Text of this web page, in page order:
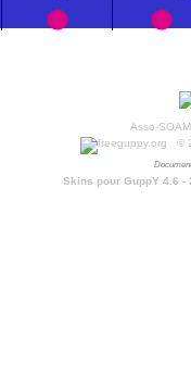
Asso-
©
Skins pour GuppY 4.6 -